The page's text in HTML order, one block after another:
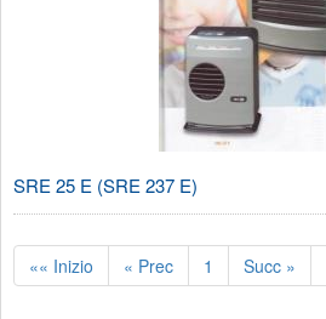
SRE 25 E (SRE 237 E)
«« Inizio « Prec 1 Succ »